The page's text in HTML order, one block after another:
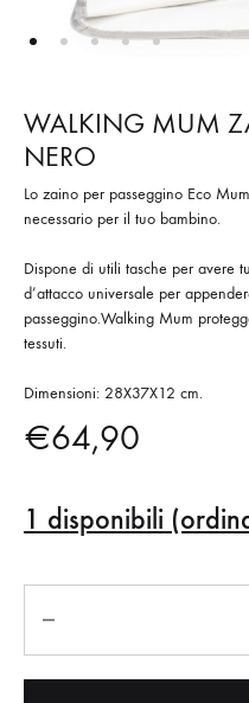
WALKING MUM
NERO
Lo zaino per passeggino Eco
necessario per il tuo bambino.
Dispone di utili tasche per avere
d’attacco universale per
passeggino.Walking Mum
tessuti.
Dimensioni: 28X37X12 cm.
€64,90
1 disponibili